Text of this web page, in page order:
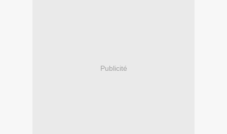
Publicité